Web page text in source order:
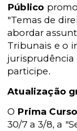
Público
"Temas de
abordar
Tribunais e o
jurisprudência
participe.
Atualização
O Prima
30/7 a 3/8, a